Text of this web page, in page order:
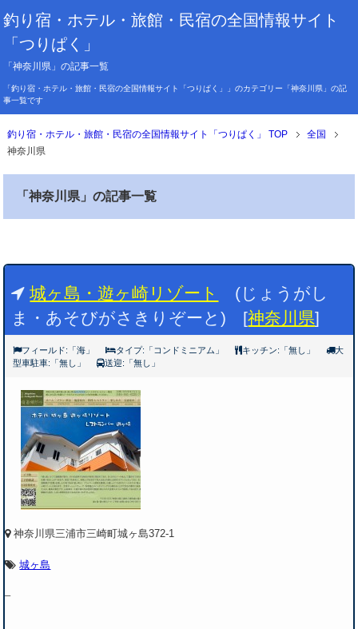
釣り宿・ホテル・旅館・民宿の全国情報サイト
「つりぱく」
「神奈川県」の記事一覧
「釣り宿・ホテル・旅館・民宿の全国情報サイト「つりぱく」」のカテゴリー「神奈川県」の記
事一覧です
釣り宿・ホテル・旅館・民宿の全国情報サイト「つりぱく」 TOP
全国
神奈川県
「神奈川県」の記事一覧
城ヶ島・遊ヶ崎リゾート
(じょうがし
ま・あそびがさきりぞーと) [神奈川県]
フィールド:「海」 タイプ:「コンドミニアム」 キッチン:「無し」
大
型車駐車:「無し」
送迎:「無し」
神奈川県三浦市三崎町城ヶ島372-1
城ヶ島
–